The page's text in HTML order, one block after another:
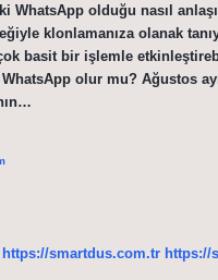
WhatsApp olduğu nasıl
klonlamanıza olanak
basit bir işlemle
olur mu? Ağustos
https://smartdus.com.tr https://